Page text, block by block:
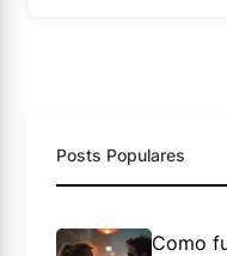
Posts Populares
Como